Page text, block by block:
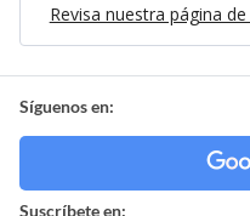
Revisa nuestra página
Síguenos en:
Suscríbete en: